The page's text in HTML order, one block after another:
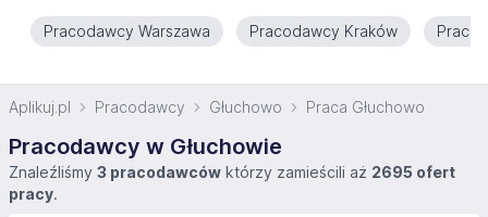
Pracodawcy Warszawa Pracodawcy Kraków
Aplikuj.pl Pracodawcy Głuchowo Praca Głuchowo
Pracodawcy w Głuchowie
Znaleźliśmy 3 pracodawców którzy zamieścili aż 2695 ofert
pracy.